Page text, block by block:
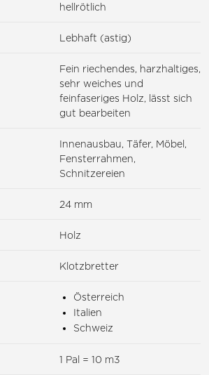
hellrötlich
Lebhaft (astig)
Fein riechendes, harzhaltiges,
sehr weiches und
feinfaseriges Holz, lässt sich
gut bearbeiten
Innenausbau, Täfer, Möbel,
Fensterrahmen,
Schnitzereien
24 mm
Holz
Klotzbretter
Österreich
Italien
Schweiz
1 Pal = 10 m3